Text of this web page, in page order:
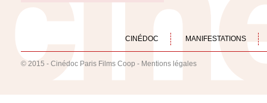
CINÉDOC MANIFESTATIONS
© 2015 - Cinédoc Paris Films Coop - Mentions légales